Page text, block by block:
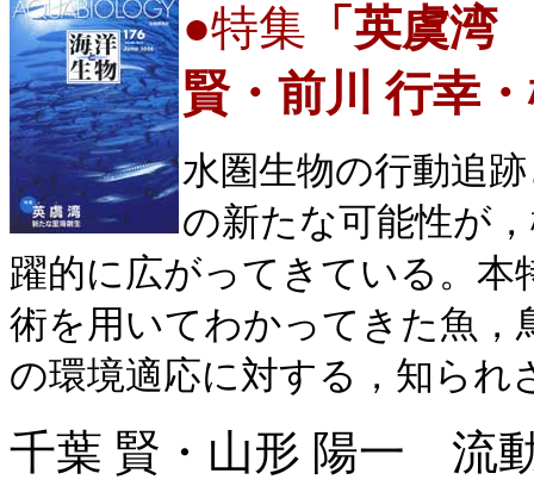
●特集 「英虞
賢・前川 行幸
水圏生物の行動追
の新たな可能性が
躍的に広がってきている。
術を用いてわかってきた魚
の環境適応に対する，知られ
千葉 賢・山形 陽一 流